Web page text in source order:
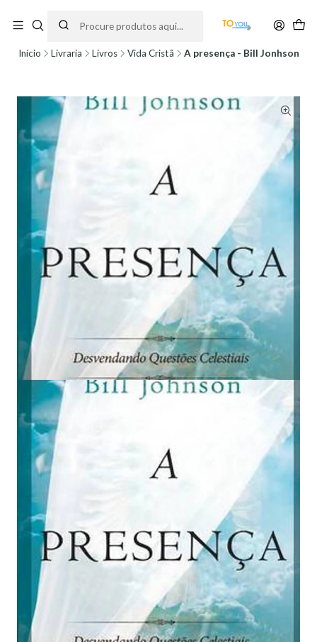
partir do dia 11 de Agosto, às 10H.
Início Livraria Livros Vida Cristã A presença - Bill Jonhson